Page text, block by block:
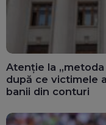
Atenție la
după ce victimele
banii din conturi